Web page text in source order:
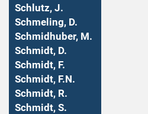
Schlutz, J.
Schmeling, D.
Schmidhuber, M.
Schmidt, D.
Schmidt, F.
Schmidt, F.N.
Schmidt, R.
Schmidt, S.